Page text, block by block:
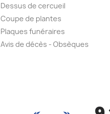
Dessus de cercueil
Coupe de plantes
Plaques funéraires
Avis de décès - Obsèques